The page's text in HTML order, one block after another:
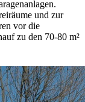
und zur
vor die
zu den 70-80 m²